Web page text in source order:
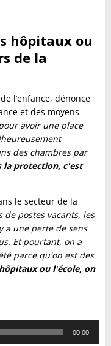
hôpitaux ou
de la
l’enfance, dénonce
et des moyens
avoir une place
des chambres par
la protection, c'est
le secteur de la
de postes vacants, les
a une perte de sens
Et pourtant, on a
parce qu'on est des
ou l'école, on
00:00